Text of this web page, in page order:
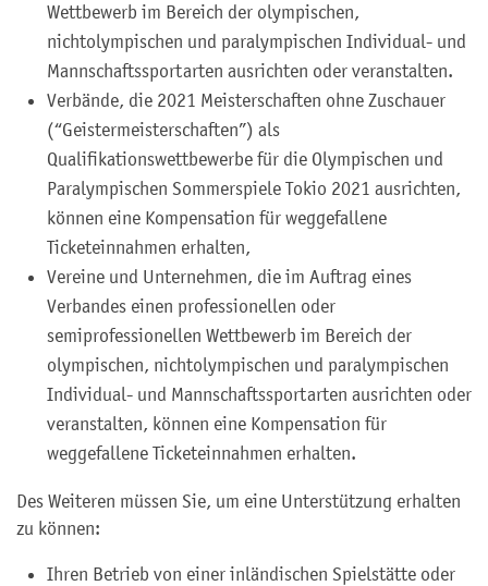
Wettbewerb im Bereich der olympischen,
nichtolympischen und paralympischen Individual- und
Mannschaftssportarten ausrichten oder veranstalten.
Verbände, die 2021 Meisterschaften ohne Zuschauer
(“Geistermeisterschaften”) als
Qualifikationswettbewerbe für die Olympischen und
Paralympischen Sommerspiele Tokio 2021 ausrichten,
können eine Kompensation für weggefallene
Ticketeinnahmen erhalten,
Vereine und Unternehmen, die im Auftrag eines
Verbandes einen professionellen oder
semiprofessionellen Wettbewerb im Bereich der
olympischen, nichtolympischen und paralympischen
Individual- und Mannschaftssportarten ausrichten oder
veranstalten, können eine Kompensation für
weggefallene Ticketeinnahmen erhalten.
Des Weiteren müssen Sie, um eine Unterstützung erhalten
zu können:
Ihren Betrieb von einer inländischen Spielstätte oder